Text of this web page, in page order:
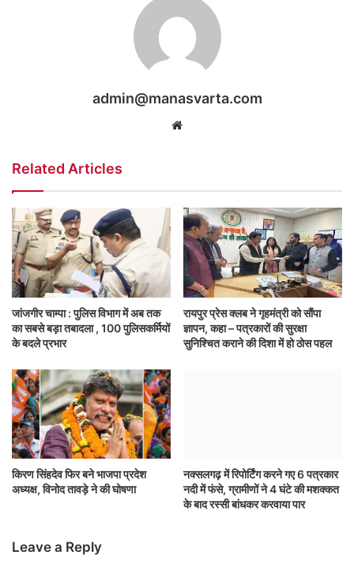
admin@manasvarta.com
Website
Related Articles
जांजगीर चाम्पा : पुलिस विभाग में अब तक
का सबसे बड़ा तबादला , 100 पुलिसकर्मियों
के बदले प्रभार
रायपुर प्रेस क्लब ने गृहमंत्री को सौंपा
ज्ञापन, कहा – पत्रकारों की सुरक्षा
सुनिश्चित कराने की दिशा में हो ठोस पहल
किरण सिंहदेव फिर बने भाजपा प्रदेश
अध्यक्ष, विनोद तावड़े ने की घोषणा